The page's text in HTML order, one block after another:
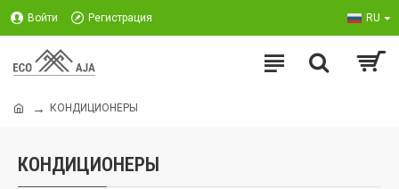
Войти Регистрация RU
КОНДИЦИОНЕРЫ
КОНДИЦИОНЕРЫ